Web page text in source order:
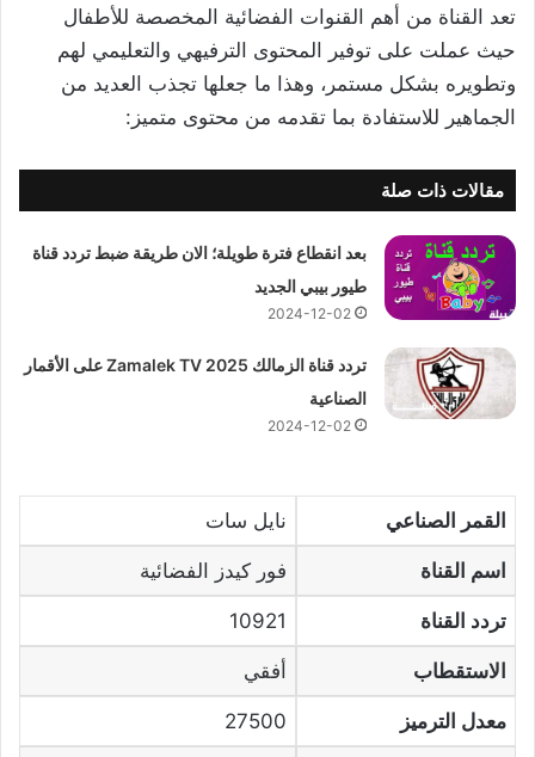
تعد القناة من أهم القنوات الفضائية المخصصة للأطفال
حيث عملت على توفير المحتوى الترفيهي والتعليمي لهم
وتطويره بشكل مستمر، وهذا ما جعلها تجذب العديد من
الجماهير للاستفادة بما تقدمه من محتوى متميز:
مقالات ذات صلة
بعد انقطاع فترة طويلة؛ الان طريقة ضبط تردد قناة
طيور بيبي الجديد
2024-12-02
تردد قناة الزمالك 2025 Zamalek TV على الأقمار
الصناعية
2024-12-02
القمر الصناعي نايل سات
اسم القناة فور كيدز الفضائية
تردد القناة 10921
الاستقطاب أفقي
معدل الترميز 27500